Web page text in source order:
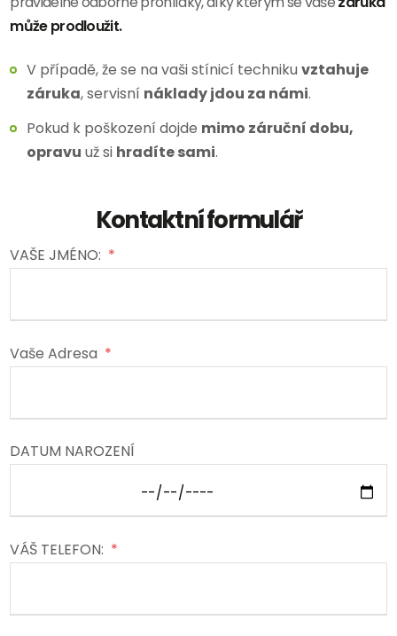
může prodloužit.
V případě, že se na vaši stínicí technikuvztahuje
záruka, servisní náklady jdou za námi.
Pokud k poškození dojde mimo záruční dobu,
opravu už si hradíte sami.
Kontaktní formulář
VAŠE JMÉNO: *
Vaše Adresa *
DATUM NAROZENÍ
VÁŠ TELEFON: *